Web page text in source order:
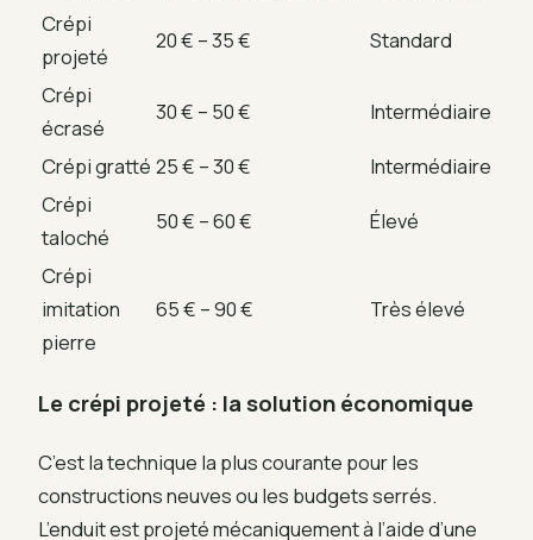
Crépi
projeté
20 € – 35 €
Standard
Crépi
écrasé
30 € – 50 €
Intermédiaire
Crépi gratté 25 € – 30 €
Intermédiaire
Crépi
taloché
50 € – 60 €
Élevé
Crépi
imitation
pierre
65 € – 90 € Très élevé
Le crépi projeté : la solution économique
C’est la technique la plus courante pour les
constructions neuves ou les budgets serrés.
L’enduit est projeté mécaniquement à l’aide d’une